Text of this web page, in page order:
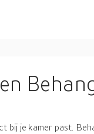
bij je kamer past.